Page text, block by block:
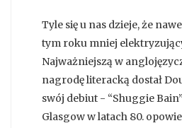
Tyle się u nas dzieje, że
tym roku mniej
Najważniejszą w
nagrodę literacką dostał
swój debiut - “Shuggie
Glasgow w latach 80.